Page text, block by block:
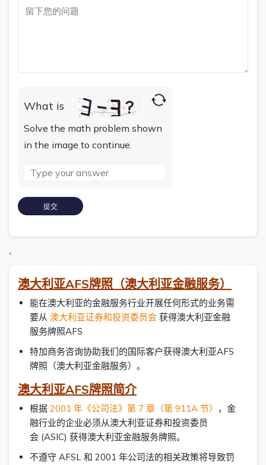
What is
Solve the math problem shown
in the image to continue.
`
澳大利亚AFS牌照（澳大利亚金融服务）
能在澳大利亚的金融服务行业开展任何形式的业务需
要从 澳大利亚证券和投资委员会 获得澳大利亚金融
服务牌照AFS
特加商务咨询协助我们的国际客户获得澳大利亚AFS
牌照（澳大利亚金融服务）。
澳大利亚AFS牌照简介
根据 2001 年《公司法》第 7 章（第 911A 节）
，金
融行业的企业必须从澳大利亚证券和投资委员
会 (ASIC) 获得澳大利亚金融服务牌照。
不遵守 AFSL 和 2001 年公司法的相关政策将导致罚